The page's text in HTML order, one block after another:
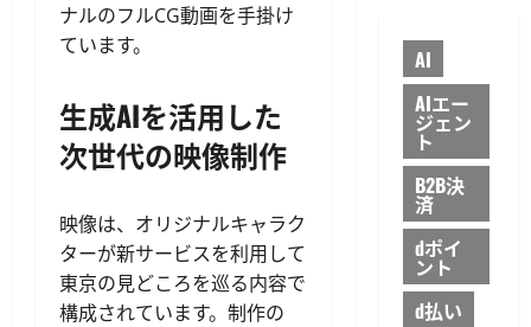
ナルのフルCG動画を手掛け
ています。
生成AIを活用した
次世代の映像制作
映像は、オリジナルキャラク
ターが新サービスを利用して
東京の見どころを巡る内容で
構成されています。制作の
AI
AIエー
ジェン
ト
B2B決
済
dポイ
ント
d払い